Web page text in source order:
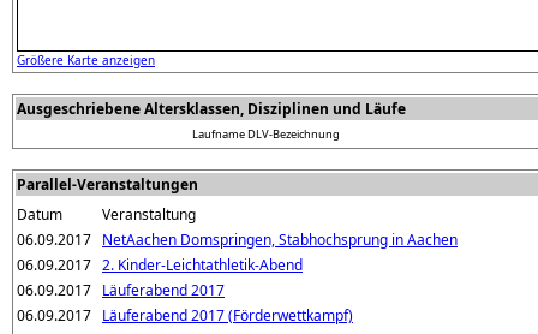
Größere Karte anzeigen
Ausgeschriebene Altersklassen, Disziplinen und Läufe
LaufnameDLV-Bezeichnung
Parallel-Veranstaltungen
Datum
Veranstaltung
06.09.2017 NetAachen Domspringen, Stabhochsprung in Aachen
06.09.2017 2. Kinder-Leichtathletik-Abend
06.09.2017 Läuferabend 2017
06.09.2017 Läuferabend 2017 (Förderwettkampf)